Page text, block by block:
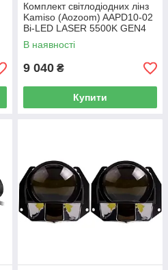
Комплект світлодіодних лінз
Kamiso (Aozoom) AAPD10-02
Bi-LED LASER 5500K GEN4
51/69W
В наявності
9 040 ₴
Купити